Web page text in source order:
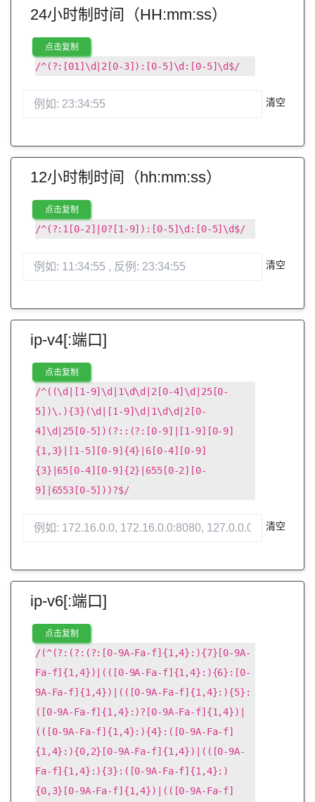
24小时制时间（HH:mm:ss）
点击复制
/^(?:[01]\d|2[0-3]):[0-5]\d:[0-5]\d$/
清空
12小时制时间（hh:mm:ss）
点击复制
/^(?:1[0-2]|0?[1-9]):[0-5]\d:[0-5]\d$/
清空
ip-v4[:端口]
点击复制
/^((\d|[1-9]\d|1\d\d|2[0-4]\d|25[0-
5])\.){3}(\d|[1-9]\d|1\d\d|2[0-
4]\d|25[0-5])(?::(?:[0-9]|[1-9][0-9]
{1,3}|[1-5][0-9]{4}|6[0-4][0-9]
{3}|65[0-4][0-9]{2}|655[0-2][0-
9]|6553[0-5]))?$/
清空
ip-v6[:端口]
点击复制
/(^(?:(?:(?:[0-9A-Fa-f]{1,4}:){7}[0-9A-
Fa-f]{1,4})|(([0-9A-Fa-f]{1,4}:){6}:[0-
9A-Fa-f]{1,4})|(([0-9A-Fa-f]{1,4}:){5}:
([0-9A-Fa-f]{1,4}:)?[0-9A-Fa-f]{1,4})|
(([0-9A-Fa-f]{1,4}:){4}:([0-9A-Fa-f]
{1,4}:){0,2}[0-9A-Fa-f]{1,4})|(([0-9A-
Fa-f]{1,4}:){3}:([0-9A-Fa-f]{1,4}:)
{0,3}[0-9A-Fa-f]{1,4})|(([0-9A-Fa-f]